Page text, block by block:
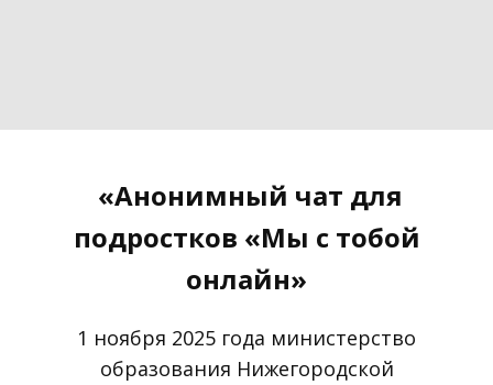
«Анонимный чат для
подростков «Мы с тобой
онлайн»
1 ноября 2025 года министерство
образования Нижегородской